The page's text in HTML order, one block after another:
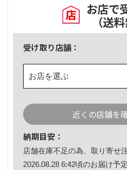
お店で
（送
受け取り店舗：
お店を選ぶ
近くの店舗を
納期目安：
店舗在庫不足の為、取り寄せ
2026.08.28 6:42頃のお届け予定